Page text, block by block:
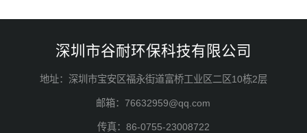
深圳市谷耐环保科技有限公司
地址：深圳市宝安区福永街道富桥工业区二区10栋2层
邮箱：76632959@qq.com
传真：86-0755-23008722